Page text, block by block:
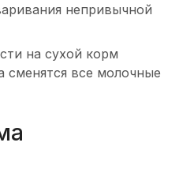
непривычной
на сухой корм
сменятся все молочные